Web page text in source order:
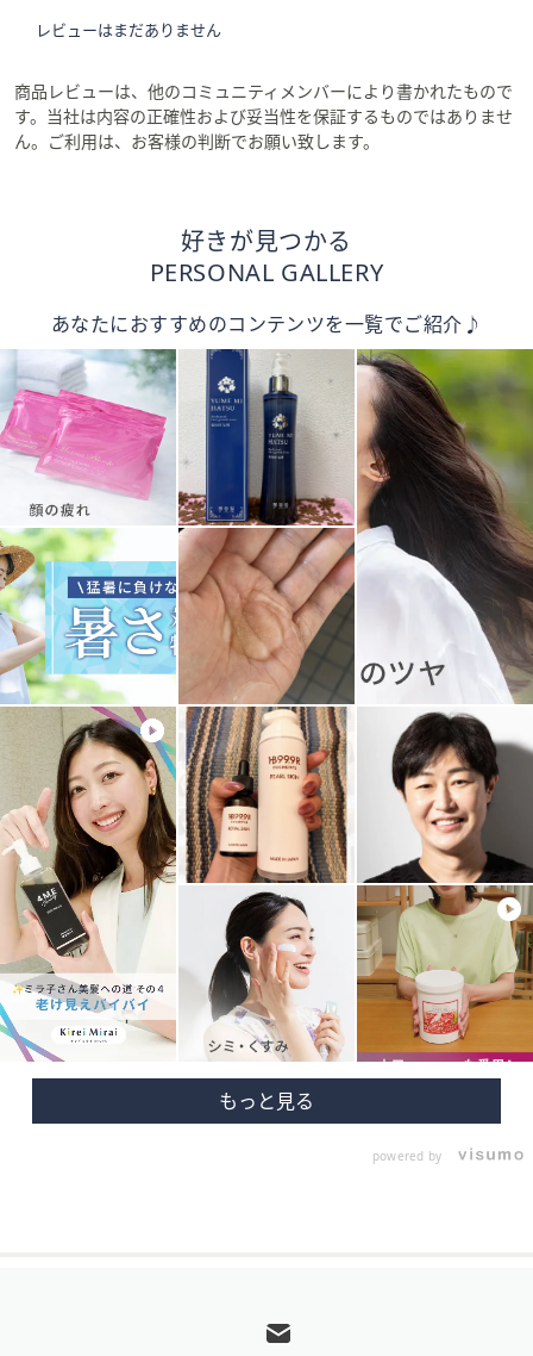
レビューはまだありません
商品レビューは、他のコミュニティメンバーにより書かれたもので
す。当社は内容の正確性および妥当性を保証するものではありませ
ん。ご利用は、お客様の判断でお願い致します。
好きが見つかる
PERSONAL GALLERY
あなたにおすすめのコンテンツを一覧でご紹介♪
powered by